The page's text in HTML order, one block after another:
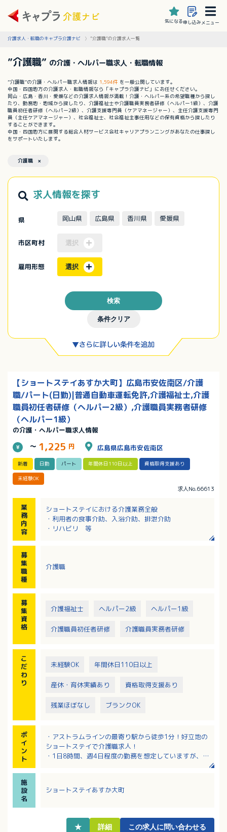
気になる申し込みメニュー
介護求人・転職のキャプラ介護ナビ ”介護職”の介護求人一覧
”介護職” の介護・ヘルパー職求人・転職情報
”介護職”の介護・ヘルパー職求人情報は 1,594件 を一般公開しています。
中国・四国地方の介護求人・転職情報なら「キャプラ介護ナビ」にお任せください。
岡山・広島・香川・愛媛などの介護求人情報が満載！介護・ヘルパー系の希望職種から探し
たり、勤務地・地域から探したり、介護福祉士や介護職員実務者研修（ヘルパー1級）、介護
職員初任者研修（ヘルパー2級）、介護支援専門員（ケアマネージャー）、主任介護支援専門
員（主任ケアマネージャー）、社会福祉士、社会福祉主事任用などの保有資格から探したり
することができます。
中国・四国地方に展開する総合人材サービス会社キャリアプランニングがあなたの仕事探し
をサポートいたします。
介護職 ×
求人情報を探す
県 岡山県 広島県 香川県 愛媛県
市区町村 選択
雇用形態 選択
条件クリア
検索
【ショートステイあすか大町】広島市安佐南区/介護
職/パート(日勤)|普通自動車運転免許,介護福祉士,介護
職員初任者研修（ヘルパー2級）,介護職員実務者研修
（ヘルパー1級）
の介護・ヘルパー職求人情報
～ 1,225 円 広島県広島市安佐南区
新着 日勤 パート 年間休日110日以上 資格取得支援あり
未経験OK
求人No.66613
業
務
内
容
ショートステイにおける介護業務全般
・利用者の食事介助、入浴介助、排泄介助
・リハビリ 等
募
集
職
種
介護職
募
集
資
格
介護福祉士 ヘルパー2級 ヘルパー1級
介護職員初任者研修 介護職員実務者研修
こ
だ
わ
り
未経験OK 年間休日110日以上
産休・育休実績あり 資格取得支援あり
残業ほぼなし ブランクOK
ポ
イ
ン
ト
・アストラムラインの最寄り駅から徒歩1分！好立地の
ショートステイで介護職求人！
・1日8時間、週4日程度の勤務を想定していますが、時
や事故防止に努めている施設です
・時給は処遇改善手当込みで1,225円！日曜日と祝日は
施
設
名
ショートステイあすか大町
★ 詳細 この求人に問い合わせる